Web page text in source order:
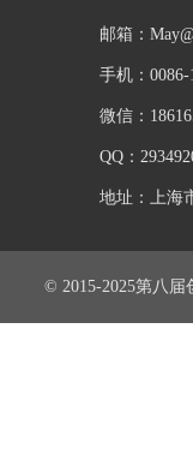
邮箱：
手机：0086-
微信：
QQ：
地址：上海
© 2015-2025第八